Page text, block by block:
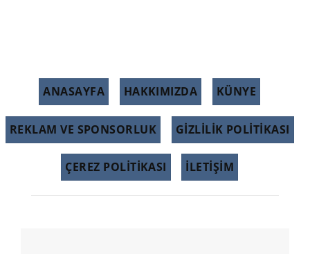
ANASAYFA HAKKIMIZDA KÜNYE
REKLAM VE SPONSORLUK GIZLILIK POLITIKASI
ÇEREZ POLITIKASI İLETİŞİM